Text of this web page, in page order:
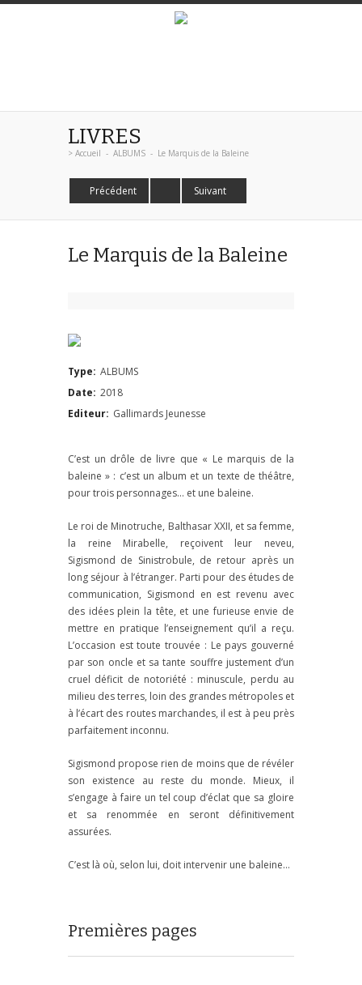
LIVRES
> Accueil - ALBUMS - Le Marquis de la Baleine
Précédent Suivant
Le Marquis de la Baleine
Type: ALBUMS
Date: 2018
Editeur: Gallimards Jeunesse
C’est un drôle de livre que « Le marquis de la
baleine » : c’est un album et un texte de théâtre,
pour trois personnages… et une baleine.
Le roi de Minotruche, Balthasar XXII, et sa femme,
la reine Mirabelle, reçoivent leur neveu,
Sigismond de Sinistrobule, de retour après un
long séjour à l’étranger. Parti pour des études de
communication, Sigismond en est revenu avec
des idées plein la tête, et une furieuse envie de
mettre en pratique l’enseignement qu’il a reçu.
L’occasion est toute trouvée : Le pays gouverné
par son oncle et sa tante souffre justement d’un
cruel déficit de notoriété : minuscule, perdu au
milieu des terres, loin des grandes métropoles et
à l’écart des routes marchandes, il est à peu près
parfaitement inconnu.
Sigismond propose rien de moins que de révéler
son existence au reste du monde. Mieux, il
s’engage à faire un tel coup d’éclat que sa gloire
et sa renommée en seront définitivement
assurées.
C’est là où, selon lui, doit intervenir une baleine…
Premières pages